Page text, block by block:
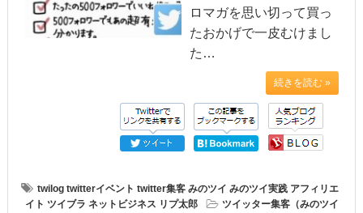
ロマガを思い切って買っ
たおかげで一皮むけまし
た…
続きを読む »
twilog twitterイベント twitter集客 みのツイ みのツイ実践 アフィリエ
イト ツイブラ ネットビジネス リプ太郎
ツイッター集客（みのツイ